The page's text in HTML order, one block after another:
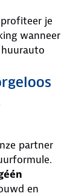
je
wanneer
partner
en